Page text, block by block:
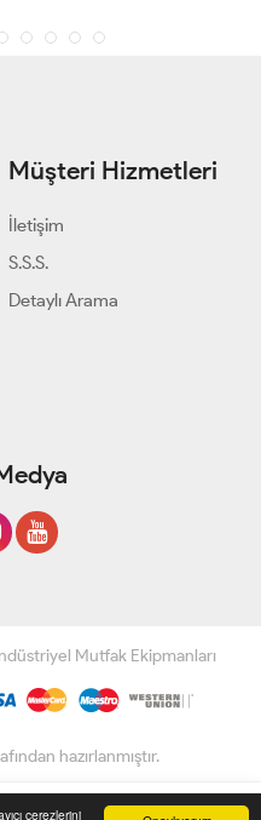
çerezlerini
Müşteri Hizmetleri
İletişim
S.S.S.
Detaylı Arama
Mutfak Ekipmanları
hazırlanmıştır.